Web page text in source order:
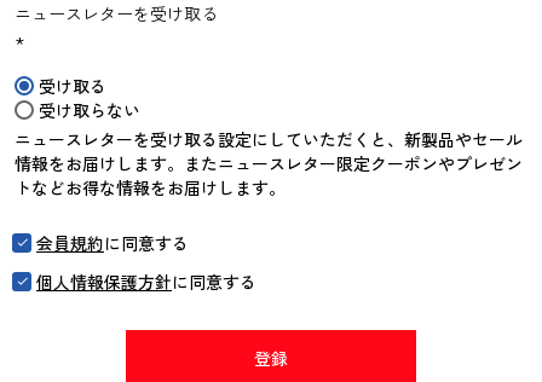
ニュースレターを受け取る
須) 受け取る
受け取らない
ニュースレターを受け取る設定にしていただくと、新製品やセール
情報をお届けします。またニュースレター限定クーポンやプレゼン
トなどお得な情報をお届けします。
会員規約に同意する
個人情報保護方針に同意する
登録